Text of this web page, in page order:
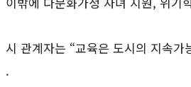
시 관계자는 “교육은 도시의 지속
.